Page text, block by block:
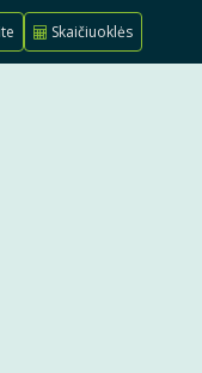
Skaičiuoklės